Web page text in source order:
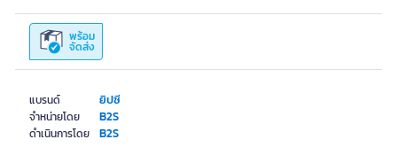
แบรนด์ ยิปซี
จำหน่ายโดย B2S
ดำเนินการโดย B2S
พร้อม
จัดส่ง